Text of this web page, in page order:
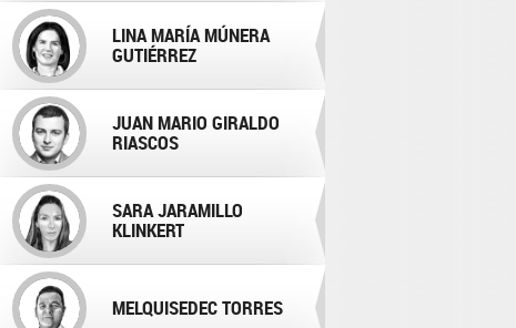
LINA MARÍA MÚNERA
GUTIÉRREZ
JUAN MARIO GIRALDO
RIASCOS
SARA JARAMILLO
KLINKERT
MELQUISEDEC TORRES